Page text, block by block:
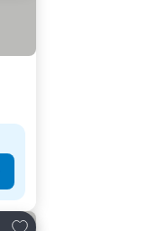
Lägg till i Mina Favoriter